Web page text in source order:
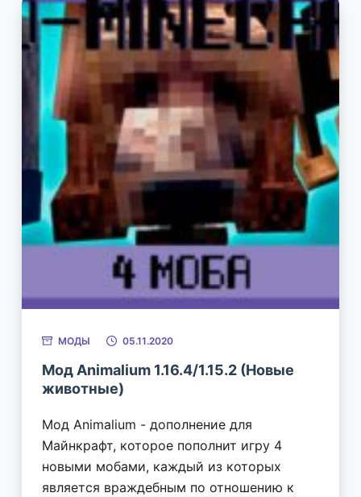
МОДЫ 05.11.2020
Мод Animalium 1.16.4/1.15.2 (Новые
животные)
Мод Animalium - дополнение для
Майнкрафт, которое пополнит игру 4
новыми мобами, каждый из которых
является враждебным по отношению к